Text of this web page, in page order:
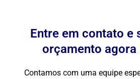
Entre em contato e
orçamento agora
Contamos com uma equipe